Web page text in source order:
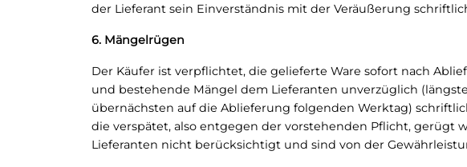
der Lieferant sein Einverständnis mit der Veräußerung
6. Mängelrügen
Der Käufer ist verpflichtet, die gelieferte Ware sofort nach
und bestehende Mängel dem Lieferanten unverzüglich
übernächsten auf die Ablieferung folgenden Werktag)
die verspätet, also entgegen der vorstehenden Pflicht, gerügt
Lieferanten nicht berücksichtigt und sind von der